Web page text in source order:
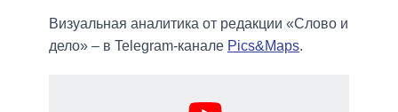
Визуальная аналитика от редакции «Слово и
дело» – в Telegram-канале Pics&Maps.